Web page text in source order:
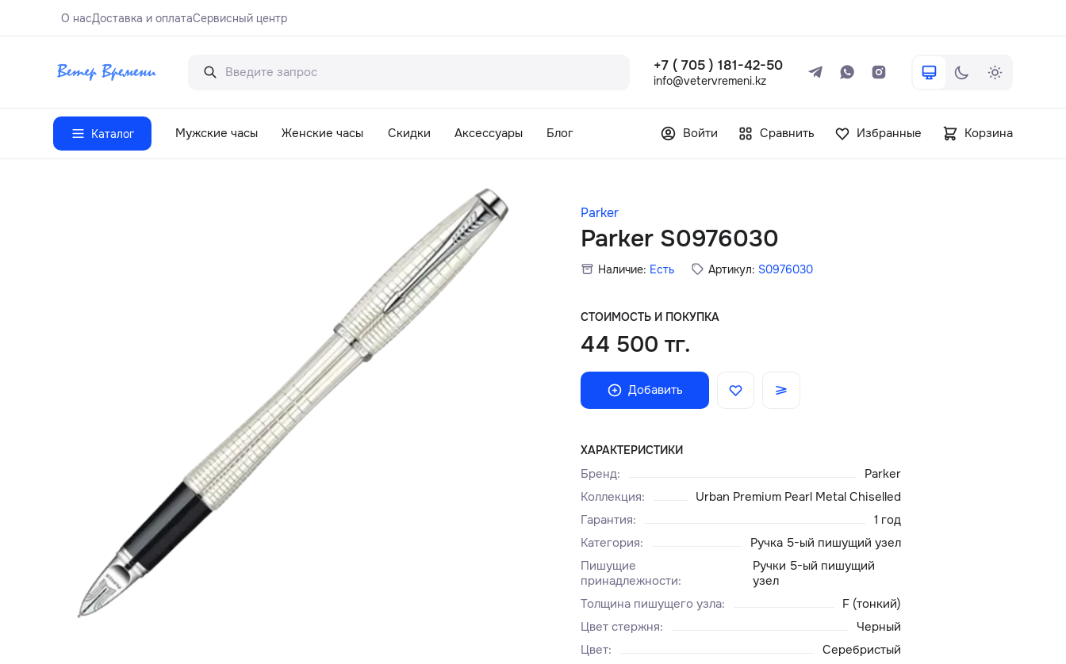
О насДоставка и оплатаСервисный центр
+7 ( 705 ) 181-42-50
info@vetervremeni.kz
Каталог Мужские часы Женские часы Скидки Аксессуары Блог Войти Сравнить Избранные Корзина
Parker
Parker S0976030
Наличие: Есть Артикул: S0976030
СТОИМОСТЬ И ПОКУПКА
44 500 тг.
Добавить
ХАРАКТЕРИСТИКИ
Бренд:
Parker
Коллекция:
Urban Premium Pearl Metal Chiselled
Гарантия:
1 год
Категория:
Ручка 5-ый пишущий узел
Пишущие
принадлежности:
Ручки 5-ый пишущий
узел
Толщина пишущего узла:
F (тонкий)
Цвет стержня:
Черный
Цвет:
Серебристый
+7 ( 705 ) 181-42-50
Каталог
Главная
Доставка и оплата
Сервисный центр